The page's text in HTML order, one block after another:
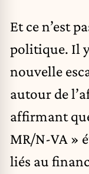
Et ce n’est
politique. Il
nouvelle
autour de
affirmant
MR/N-VA »
liés au